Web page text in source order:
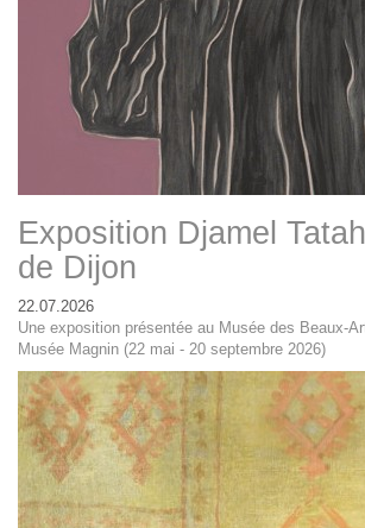
Exposition Djamel
de Dijon
22.07.2026
Une exposition présentée au Musée des Beaux-
Musée Magnin (22 mai - 20 septembre 2026)